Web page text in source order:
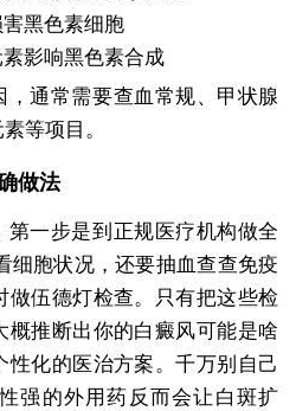
黑色素细胞
影响黑色素合成
，通常需要查血常规、甲状腺
等项目。
做法
第一步是到正规医疗机构做全
细胞状况，还要抽血查查免疫
做伍德灯检查。只有把这些检
概推断出你的白癜风可能是啥
性化的医治方案。千万别自己
强的外用药反而会让白斑扩